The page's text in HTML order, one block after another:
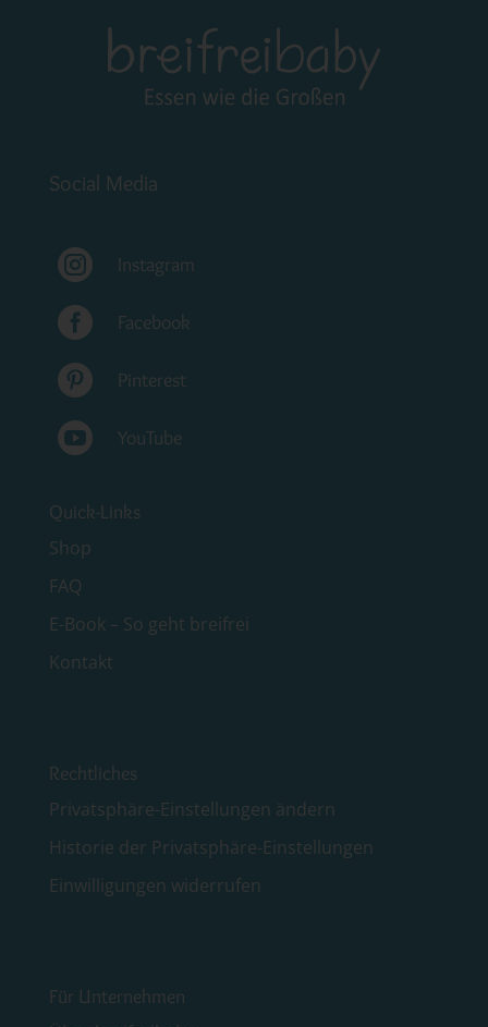
Social Media
 Instagram
 Facebook
 Pinterest
 YouTube
Quick-Links
Shop
FAQ
E-Book – So geht breifrei
Kontakt
Rechtliches
Privatsphäre-Einstellungen ändern
Historie der Privatsphäre-Einstellungen
Einwilligungen widerrufen
Für Unternehmen